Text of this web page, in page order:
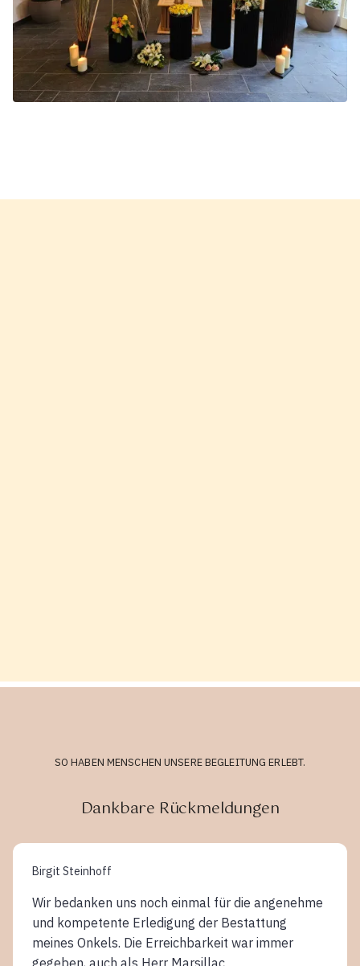
SO HABEN MENSCHEN UNSERE BEGLEITUNG ERLEBT.
Dankbare Rückmeldungen
Birgit Steinhoff
Wir bedanken uns noch einmal für die angenehme
und kompetente Erledigung der Bestattung
meines Onkels. Die Erreichbarkeit war immer